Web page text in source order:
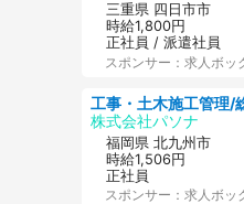
三重県 四日市市
時給1,800円
正社員 / 派遣社員
スポンサー：求人ボッ
株式会社パソナ
福岡県 北九州市
時給1,506円
正社員
スポンサー：求人ボッ